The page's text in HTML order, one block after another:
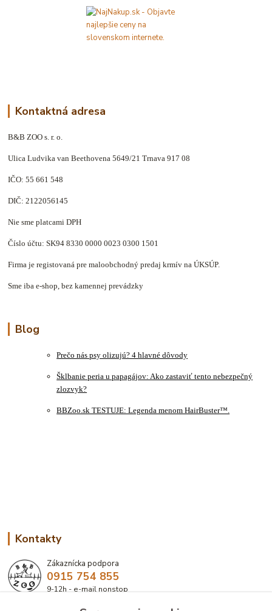
Kontaktná adresa
B&B ZOO s. r. o.
Ulica Ludvika van Beethovena 5649/21 Trnava 917 08
IČO: 55 661 548
DIČ: 2122056145
Nie sme platcami DPH
Číslo účtu: SK94 8330 0000 0023 0300 1501
Firma je registovaná pre maloobchodný predaj krmív na ÚKSÚP.
Sme iba e-shop, bez kamennej prevádzky
Blog
Prečo nás psy olizujú? 4 hlavné dôvody
Šklbanie peria u papagájov: Ako zastaviť tento nebezpečný
zlozvyk?
BBZoo.sk TESTUJE: Legenda menom HairBuster™.
Kontakty
Zákaznícka podpora
0915 754 855
9-12h - e-mail nonstop